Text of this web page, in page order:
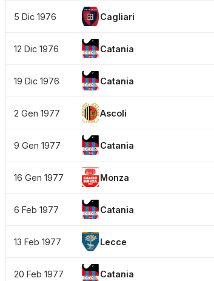
5 Dic 1976 Cagliari
12 Dic 1976 Catania
19 Dic 1976 Catania
2 Gen 1977 Ascoli
9 Gen 1977 Catania
16 Gen 1977 Monza
6 Feb 1977 Catania
13 Feb 1977 Lecce
20 Feb 1977 Catania